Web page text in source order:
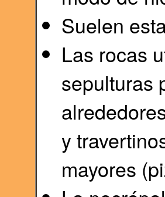
Suelen
Las rocas
sepulturas
y
mayores